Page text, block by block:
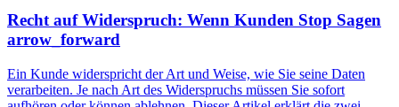
Recht auf Widerspruch: Wenn Kunden Stop Sagen
arrow_forward
Ein Kunde widerspricht der Art und Weise, wie Sie seine Daten
verarbeiten. Je nach Art des Widerspruchs müssen Sie sofort